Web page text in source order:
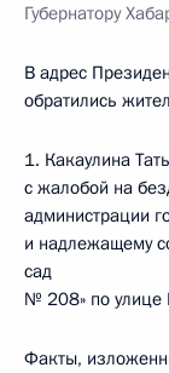
Губернатору
В адрес
обратились
1. Какаулина
с жалобой на
администрации
и надлежащему
сад
№ 208» по улице
Факты,